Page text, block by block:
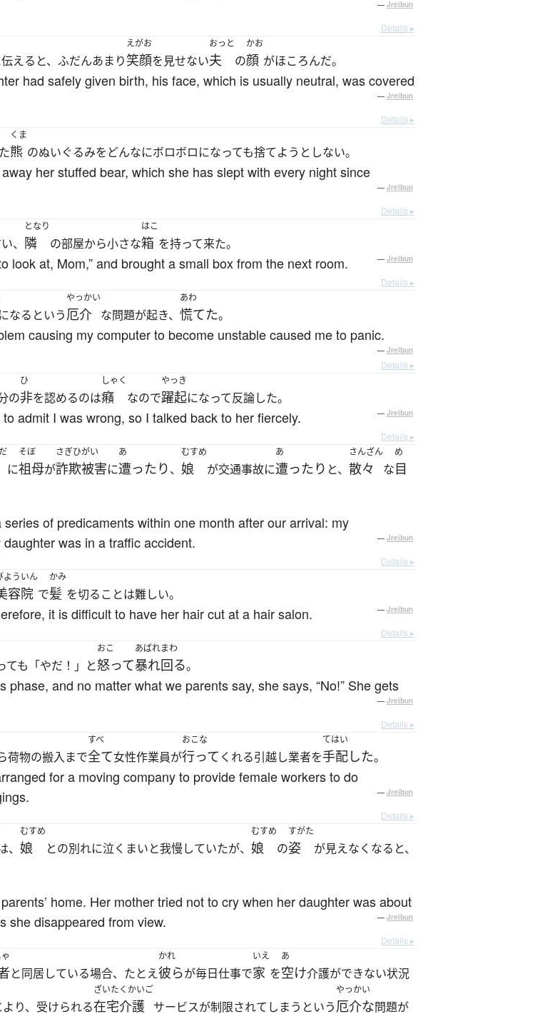
— Jreibun
Details ▸
えると、ふだんあまり
えがお
笑顔を見せない
おっと
夫 の
かお
顔 がほころんだ。
had safely given birth, his face, which is usually neutral, was covered
— Jreibun
Details ▸
くま
熊 のぬいぐるみをどんなにボロボロになっても捨てようとしない。
her stuffed bear, which she has slept with every night since
— Jreibun
Details ▸
、
となり
隣 の部屋から小さな
はこ
箱 を持って来た。
look at, Mom,” and brought a small box from the next room. — Jreibun
Details ▸
になるという
やっかい
厄介 な問題が起き、
あわ
慌てた。
causing my computer to become unstable caused me to panic.
— Jreibun
Details ▸
の
ひ
非を認めるのは
しゃく
癪 なので
やっき
躍起になって反論した。
admit I was wrong, so I talked back to her fiercely. — Jreibun
Details ▸
に
そぼ
祖母が
さぎひがい
詐欺被害に
あ
遭ったり、
むすめ
娘 が交通事故に
あ
遭ったり と、
さんざん
散々 な
め
目
of predicaments within one month after our arrival: my
was in a traffic accident.
— Jreibun
Details ▸
よういん
容院 で
かみ
髪 を切ることは難しい。
it is difficult to have her hair cut at a hair salon. — Jreibun
Details ▸
ても「やだ！」と
おこ
怒って
あばれまわ
暴れ回る。
and no matter what we parents say, she says, “No!” She gets
— Jreibun
Details ▸
荷物の搬入まで
すべ
全て女性作業員が
おこな
行って くれる引越し業者を
てはい
手配した。
for a moving company to provide female workers to do
— Jreibun
Details ▸
、
むすめ
娘 との別れに泣くまいと我慢していたが、
むすめ
娘 の
すがた
姿 が見えなくなると、
home. Her mother tried not to cry when her daughter was about
she disappeared from view.
— Jreibun
Details ▸
と同居している場合、たとえ
かれ
彼らが毎日仕事で
いえ
家 を
あ
空け介護ができない状況
り、受けられる
ざいたくかいご
在宅介護 サービスが制限されてしまうという
やっかい
厄介な問題が